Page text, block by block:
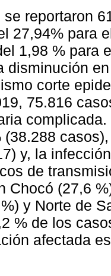
se reportaron
27,94% para
1,98 % para
disminución
corte
75.816
(38.288
y, la
de
Chocó (27,6
y Norte de
% de los
afectada